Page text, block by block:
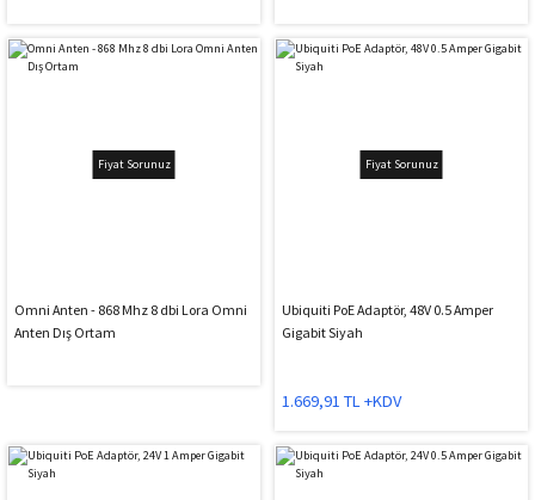
Fiyat Sorunuz
Omni Anten - 868 Mhz 8 dbi Lora Omni
Anten Dış Ortam
Fiyat Sorunuz
Ubiquiti PoE Adaptör, 48V 0.5 Amper
Gigabit Siyah
1.669,91 TL +KDV